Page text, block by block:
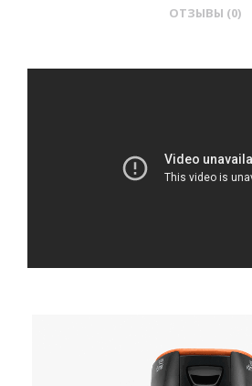
ОТЗЫВЫ (0)